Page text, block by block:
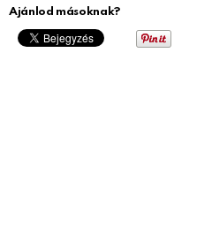
Ajánlod másoknak?